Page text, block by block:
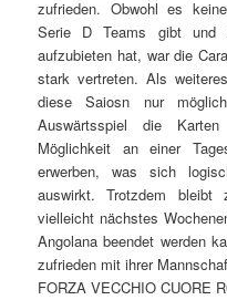
zufrieden. Obwohl es
Serie D Teams gibt und
aufzubieten hat, war die
stark vertreten. Als
diese Saiosn nur
Auswärtsspiel die
Möglichkeit an einer
erwerben, was sich
auswirkt. Trotzdem
vielleicht nächstes
Angolana beendet werden
zufrieden mit ihrer
FORZA VECCHIO CUORE